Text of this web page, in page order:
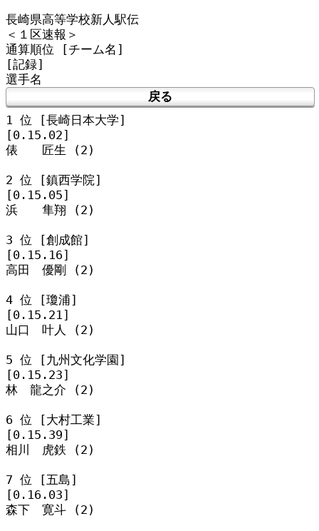
長崎県高等学校新人駅伝
＜１区速報＞
通算順位 [チーム名]
[記録]
戻る
1 位 [長崎日本大学]
[0.15.02]
俵　　匠生 (2)
2 位 [鎮西学院]
[0.15.05]
浜　　隼翔 (2)
3 位 [創成館]
[0.15.16]
高田　優剛 (2)
4 位 [瓊浦]
[0.15.21]
山口　叶人 (2)
5 位 [九州文化学園]
[0.15.23]
林　龍之介 (2)
6 位 [大村工業]
[0.15.39]
相川　虎鉄 (2)
7 位 [五島]
[0.16.03]
森下　寛斗 (2)